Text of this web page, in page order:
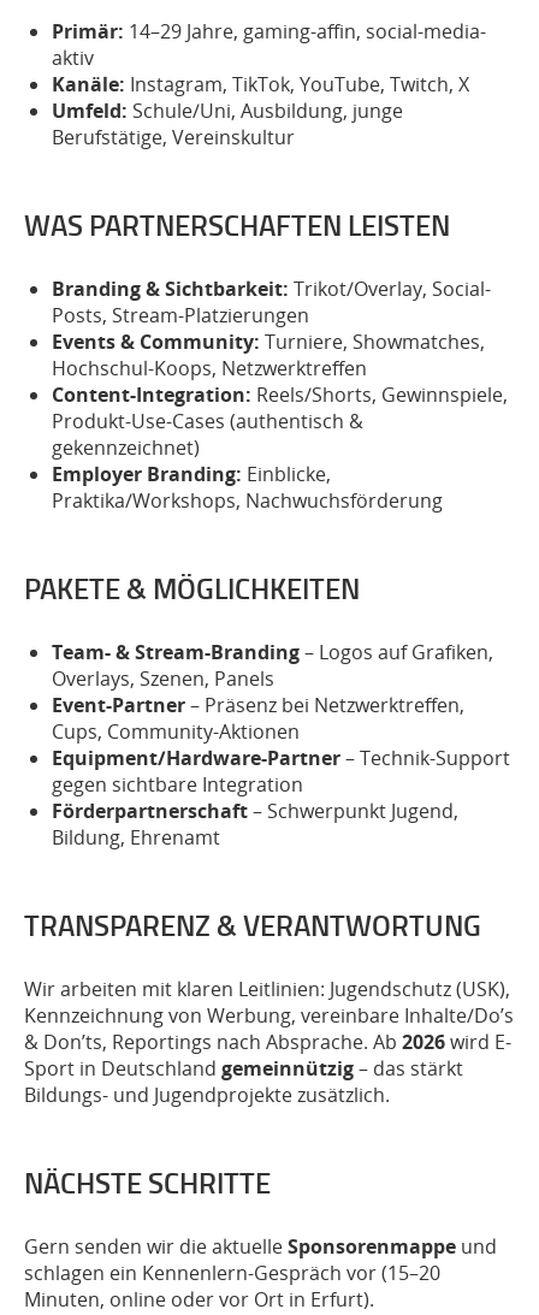
Primär: 14–29 Jahre, gaming-affin, social-media-
aktiv
Kanäle: Instagram, TikTok, YouTube, Twitch, X
Umfeld: Schule/Uni, Ausbildung, junge
Berufstätige, Vereinskultur
WAS PARTNERSCHAFTEN LEISTEN
Branding & Sichtbarkeit: Trikot/Overlay, Social-
Posts, Stream-Platzierungen
Events & Community: Turniere, Showmatches,
Hochschul-Koops, Netzwerktreffen
Content-Integration: Reels/Shorts, Gewinnspiele,
Produkt-Use-Cases (authentisch &
gekennzeichnet)
Employer Branding: Einblicke,
Praktika/Workshops, Nachwuchsförderung
PAKETE & MÖGLICHKEITEN
Team- & Stream-Branding– Logos auf Grafiken,
Overlays, Szenen, Panels
Event-Partner– Präsenz bei Netzwerktreffen,
Cups, Community-Aktionen
Equipment/Hardware-Partner– Technik-Support
gegen sichtbare Integration
Förderpartnerschaft– Schwerpunkt Jugend,
Bildung, Ehrenamt
TRANSPARENZ & VERANTWORTUNG
Wir arbeiten mit klaren Leitlinien: Jugendschutz (USK),
Kennzeichnung von Werbung, vereinbare Inhalte/Do’s
& Don’ts, Reportings nach Absprache. Ab 2026wird E-
Sport in Deutschland gemeinnützig– das stärkt
Bildungs- und Jugendprojekte zusätzlich.
NÄCHSTE SCHRITTE
Gern senden wir die aktuelleSponsorenmappe und
schlagen ein Kennenlern-Gespräch vor (15–20
Minuten, online oder vor Ort in Erfurt).